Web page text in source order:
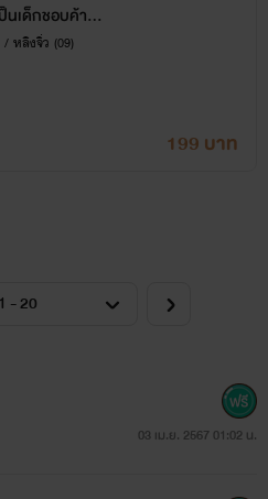
นเด็กชอบค้าขา
หลิงจิ่ว (09)
199 บาท
03 เม.ย. 2567 01:02 น.